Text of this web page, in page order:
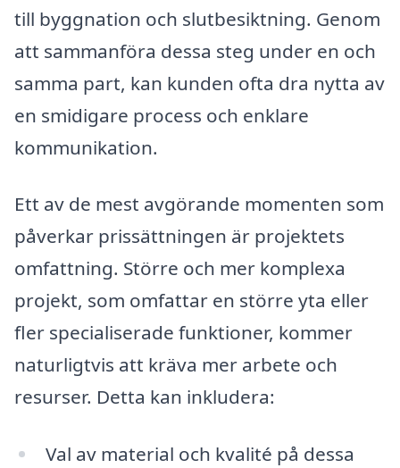
till byggnation och slutbesiktning. Genom
att sammanföra dessa steg under en och
samma part, kan kunden ofta dra nytta av
en smidigare process och enklare
kommunikation.
Ett av de mest avgörande momenten som
påverkar prissättningen är projektets
omfattning. Större och mer komplexa
projekt, som omfattar en större yta eller
fler specialiserade funktioner, kommer
naturligtvis att kräva mer arbete och
resurser. Detta kan inkludera:
Val av material och kvalité på dessa